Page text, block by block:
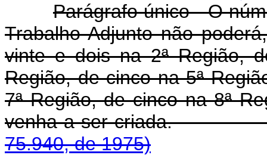
Parágrafo único - O
Trabalho Adjunto não
vinte e dois na 2ª Região,
Região, de cinco na 5ª
7ª Região, de cinco na 8ª
venha a ser
75.940, de 1975)